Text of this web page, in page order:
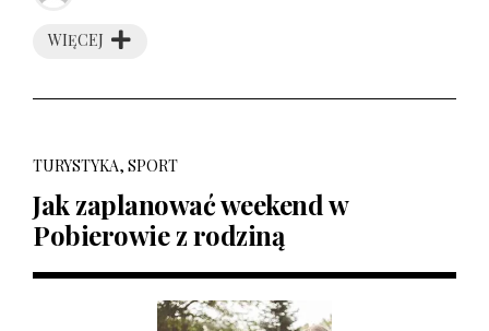
WIĘCEJ
TURYSTYKA, SPORT
Jak zaplanować weekend w
Pobierowie z rodziną